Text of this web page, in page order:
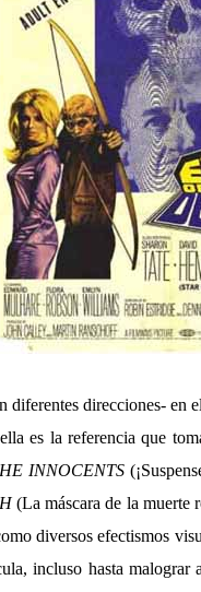
diferentes direcciones- en
es la referencia que
INNOCENTS
(La máscara de la muerte
diversos efectismos
incluso hasta malograr